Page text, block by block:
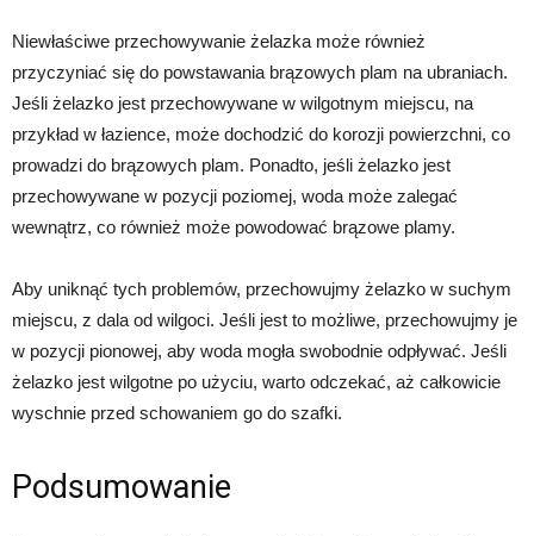
Niewłaściwe przechowywanie żelazka może również
przyczyniać się do powstawania brązowych plam na ubraniach.
Jeśli żelazko jest przechowywane w wilgotnym miejscu, na
przykład w łazience, może dochodzić do korozji powierzchni, co
prowadzi do brązowych plam. Ponadto, jeśli żelazko jest
przechowywane w pozycji poziomej, woda może zalegać
wewnątrz, co również może powodować brązowe plamy.
Aby uniknąć tych problemów, przechowujmy żelazko w suchym
miejscu, z dala od wilgoci. Jeśli jest to możliwe, przechowujmy je
w pozycji pionowej, aby woda mogła swobodnie odpływać. Jeśli
żelazko jest wilgotne po użyciu, warto odczekać, aż całkowicie
wyschnie przed schowaniem go do szafki.
Podsumowanie